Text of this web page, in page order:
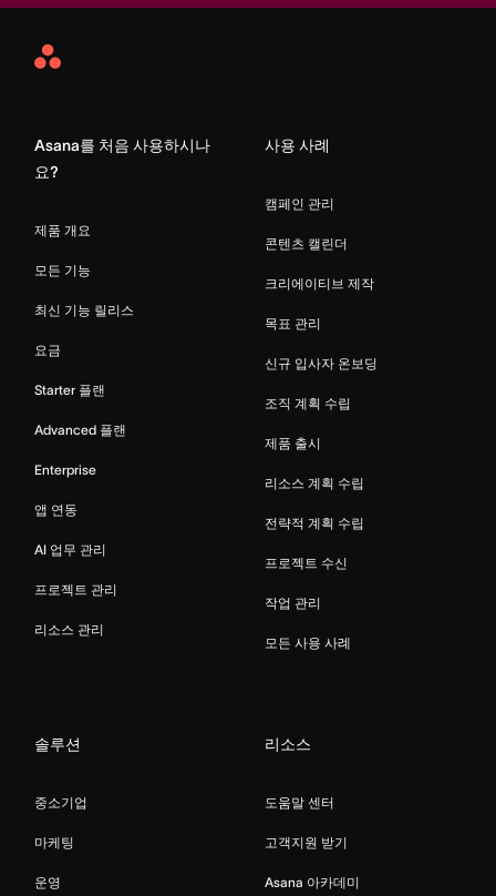
Asana
Asana를 처음 사용하시나
요?
제품 개요
모든 기능
최신 기능 릴리스
요금
Starter 플랜
Advanced 플랜
Enterprise
앱 연동
AI 업무 관리
프로젝트 관리
리소스 관리
사용 사례
캠페인 관리
콘텐츠 캘린더
크리에이티브 제작
목표 관리
신규 입사자 온보딩
조직 계획 수립
제품 출시
리소스 계획 수립
전략적 계획 수립
프로젝트 수신
작업 관리
모든 사용 사례
솔루션
중소기업
마케팅
운영
리소스
도움말 센터
고객지원 받기
Asana 아카데미